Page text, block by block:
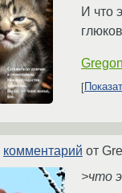
И что
Gregon
комментарий от
>что